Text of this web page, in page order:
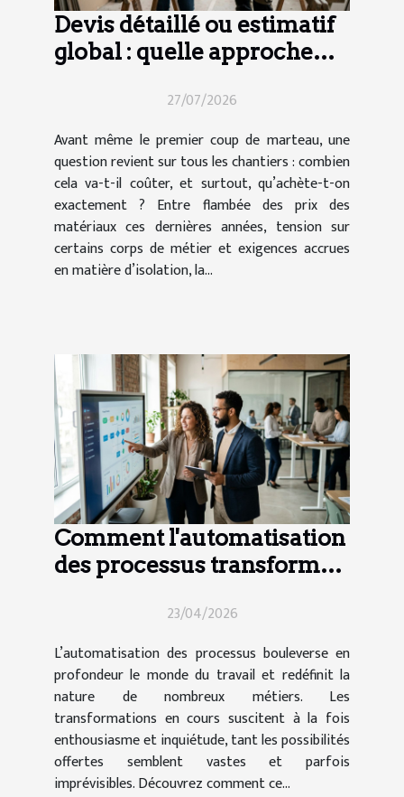
Devis détaillé ou estimatif
global : quelle approche
27/07/2026
Avant même le premier coup de marteau, une
question revient sur tous les chantiers : combien
cela va-t-il coûter, et surtout, qu’achète-t-on
exactement ? Entre flambée des prix des
matériaux ces dernières années, tension sur
certains corps de métier et exigences accrues
en matière d’isolation, la...
Comment l'automatisation
des processus transforme-
23/04/2026
L’automatisation des processus bouleverse en
profondeur le monde du travail et redéfinit la
nature de nombreux métiers. Les
transformations en cours suscitent à la fois
enthousiasme et inquiétude, tant les possibilités
offertes semblent vastes et parfois
imprévisibles. Découvrez comment ce...